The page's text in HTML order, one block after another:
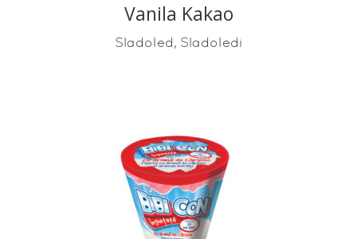
Vanila Kakao
Sladoled, Sladoledi